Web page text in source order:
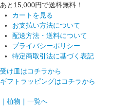
あと15,000円で送料無料！
カートを見る
お支払い方法について
配送方法・送料について
プライバシーポリシー
特定商取引法に基づく表記
受け皿はコチラから
ギフトラッピングはコチラから
｜植物｜一覧へ